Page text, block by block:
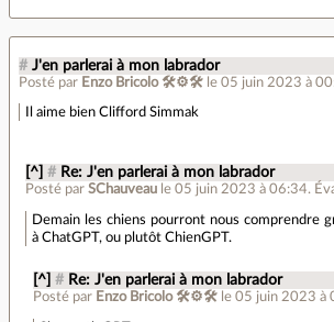
# J'en parlerai à mon labrador
Posté par Enzo Bricolo 🛠⚙🛠 le 05 juin 2023 à
Il aime bien Clifford Simmak
[^] # Re: J'en parlerai à mon labrador
Posté parSChauveau le 05 juin 2023 à 06:34.
Demain les chiens pourront nous comprendre
à ChatGPT, ou plutôt ChienGPT.
[^] # Re: J'en parlerai à mon labrador
Posté par Enzo Bricolo 🛠⚙🛠 le 05 juin 2023 à